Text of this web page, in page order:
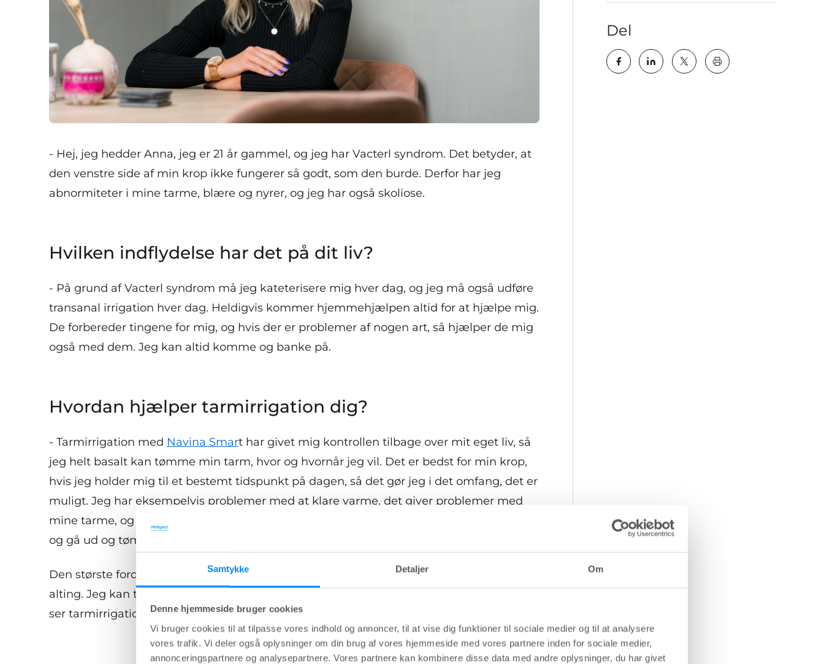
Samtykke Detaljer Om
Denne hjemmeside bruger cookies
Vi bruger cookies til at tilpasse vores indhold og annoncer, til at vise dig funktioner til sociale medier og til at analysere
vores trafik. Vi deler også oplysninger om din brug af vores hjemmeside med vores partnere inden for sociale medier,
annonceringspartnere og analysepartnere. Vores partnere kan kombinere disse data med andre oplysninger, du har givet
- Hej, jeg hedder Anna, jeg er 21 år gammel, og jeg har Vacterl syndrom. Det betyder, at
den venstre side af min krop ikke fungerer så godt, som den burde. Derfor har jeg
abnormiteter i mine tarme, blære og nyrer, og jeg har også skoliose.
Hvilken indflydelse har det på dit liv?
- På grund af Vacterl syndrom må jeg kateterisere mig hver dag, og jeg må også udføre
transanal irrigation hver dag. Heldigvis kommer hjemmehjælpen altid for at hjælpe mig.
De forbereder tingene for mig, og hvis der er problemer af nogen art, så hjælper de mig
også med dem. Jeg kan altid komme og banke på.
Hvordan hjælper tarmirrigation dig?
- Tarmirrigation med Navina Smart har givet mig kontrollen tilbage over mit eget liv, så
jeg helt basalt kan tømme min tarm, hvor og hvornår jeg vil. Det er bedst for min krop,
hvis jeg holder mig til et bestemt tidspunkt på dagen, så det gør jeg i det omfang, det er
muligt. Jeg har eksempelvis problemer med at klare varme, det giver problemer med
mine tarme, og det kan give mange smerter. Nu kan jeg bare tage mit irrigationssystem
og gå ud og tømme min tarm – og så slipper jeg for smerterne.
Den største fordel med tarmirrigation er, at jeg ikke længere skal bekymre mig om
alting. Jeg kan tage ud og mødes med mine venner. Det var ikke muligt før. Så ja, jeg
ser tarmirrigation som et kæmpe plus – jeg er meget tilfreds med det.
Del
key:global.print-this-